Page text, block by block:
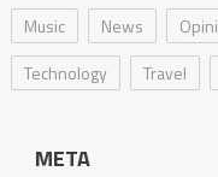
Music
News Opini
Technology
Travel
META